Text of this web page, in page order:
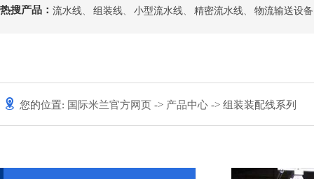
热搜产品： 流水线、 组装线、 小型流水线、 精密流水线、 物流输送设备
您的位置: 国际米兰官方网页 -> 产品中心 -> 组装装配线系列